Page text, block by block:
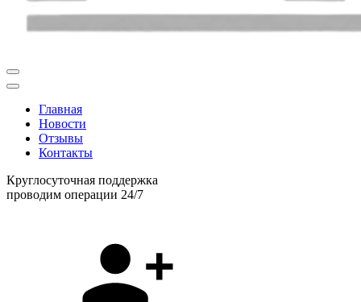
Главная
Новости
Отзывы
Контакты
Круглосуточная поддержка
проводим операции 24/7